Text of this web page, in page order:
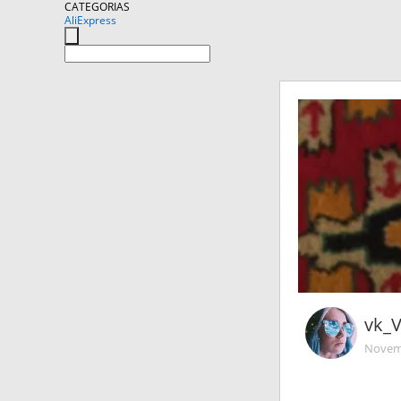
CATEGORIAS
AliExpress